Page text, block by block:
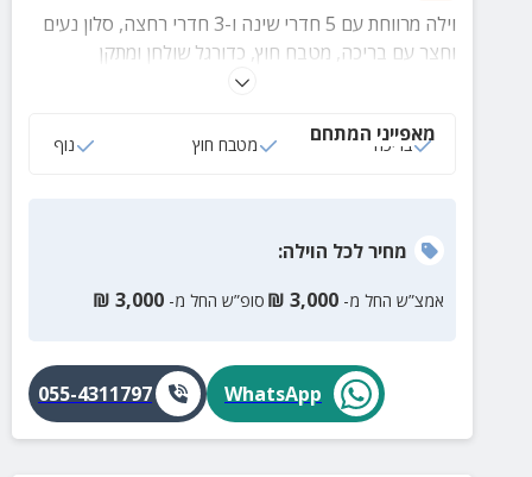
וילה מרווחת עם 5 חדרי שינה ו-3 חדרי רחצה, סלון נעים
וחצר עם בריכה, מטבח חוץ, כדורגל שולחן ומתקן
מאפייני המתחם
בריכה מטבח חוץ נוף
מחירלכל הוילה:
אמצ”ש החל מ- 3,000
₪ סופ”ש החל מ- 3,000
₪
WhatsApp
055-4311797